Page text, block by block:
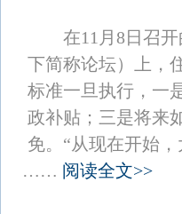
在11月8日召开
下简称论坛）上，
标准一旦执行，一
政补贴；三是将来
免。“从现在开始，
…… 阅读全文>>